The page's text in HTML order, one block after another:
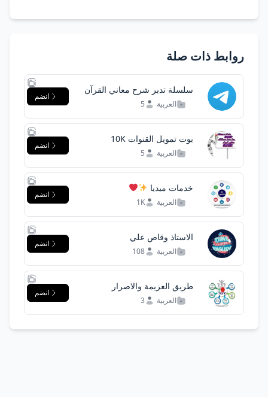
روابط ذات صلة
سلسلة تدبر شرح معاني القرآن
العربية 5
انضم
بوت تمويل القنوات 10K
العربية 5
انضم
خدمات ميديا
العربية 1K
انضم
الاستاذ وقاص علي
العربية 108
انضم
طريق العزيمة والاصرار
العربية 3
انضم